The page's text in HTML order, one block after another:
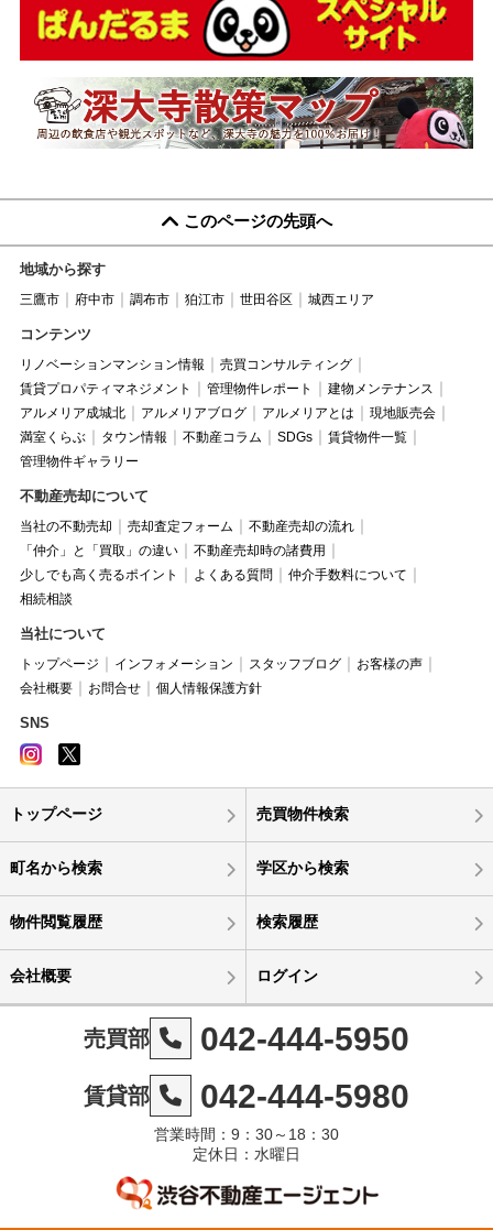
このページの先頭へ
地域から探す
三鷹市 府中市 調布市 狛江市 世田谷区 城西エリア
コンテンツ
リノベーションマンション情報
売買コンサルティング
賃貸プロパティマネジメント
管理物件レポート
建物メンテナンス
アルメリア成城北
アルメリアブログ アルメリアとは
現地販売会
満室くらぶ
タウン情報 不動産コラム SDGs
賃貸物件一覧
管理物件ギャラリー
不動産売却について
当社の不動売却 売却査定フォーム
不動産売却の流れ
「仲介」と「買取」の違い
不動産売却時の諸費用
少しでも高く売るポイント
よくある質問
仲介手数料について
相続相談
当社について
トップページ インフォメーション スタッフブログ
お客様の声
会社概要
お問合せ 個人情報保護方針
SNS
トップページ 売買物件検索
町名から検索 学区から検索
物件閲覧履歴 検索履歴
会社概要 ログイン
売買部 042-444-5950
賃貸部 042-444-5980
営業時間：9：30～18：30
定休日：水曜日